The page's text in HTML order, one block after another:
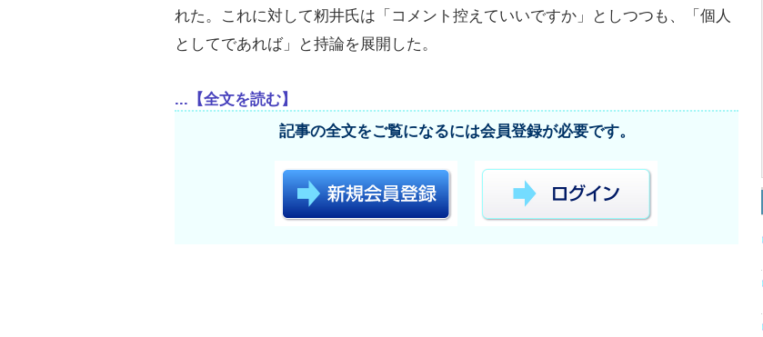
れた。これに対して籾井氏は「コメント控えていいですか」としつつも、「個人
としてであれば」と持論を展開した。
...【全文を読む】
記事の全文をご覧になるには会員登録が必要です。